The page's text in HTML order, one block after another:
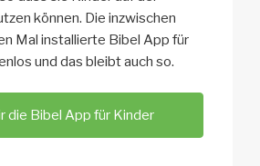
können. Die inzwischen
Mal installierte Bibel App für
und das bleibt auch so.
die Bibel App für Kinder